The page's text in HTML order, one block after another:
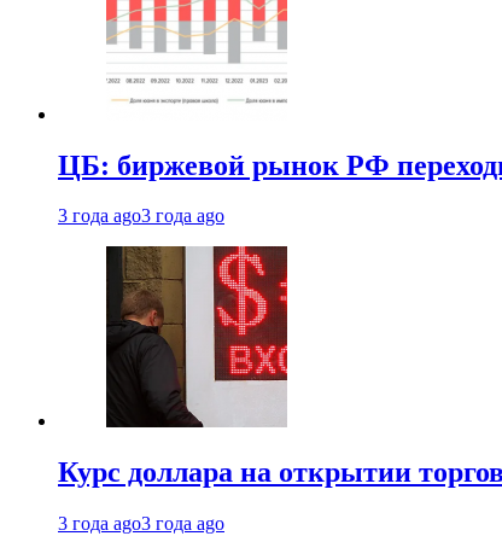
ЦБ: биржевой рынок РФ
3 года ago3 года ago
Курс доллара на открытии
3 года ago3 года ago